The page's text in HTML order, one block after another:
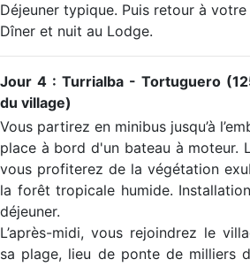
Déjeuner typique. Puis retour à
Dîner et nuit au Lodge.
Jour 4 : Turrialba - Tortuguero
du village)
Vous partirez en minibus jusqu’à
place à bord d'un bateau à moteur.
vous profiterez de la végétation
la forêt tropicale humide.
déjeuner.
L’après-midi, vous rejoindrez le
sa plage, lieu de ponte de milliers